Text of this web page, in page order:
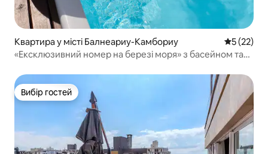
Квартира у місті Балнеариу-Камбориу Середня
5 (22)
«Ексклюзивний номер на березі моря» з басейном та
Вибір гостей
Вибір гостей